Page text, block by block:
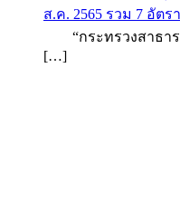
ส.ค. 2565 รวม 7 อัตร
“กระทรวงสาธารณ
[…]